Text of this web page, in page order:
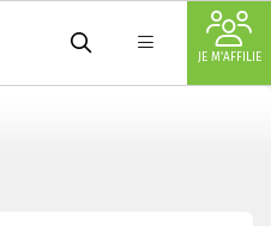
JE M'AFFILIE